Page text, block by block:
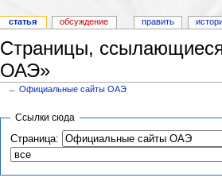
Страницы,
ОАЭ»
←Официальные сайты ОАЭ
Ссылки сюда
Страница:
статья обсуждение править